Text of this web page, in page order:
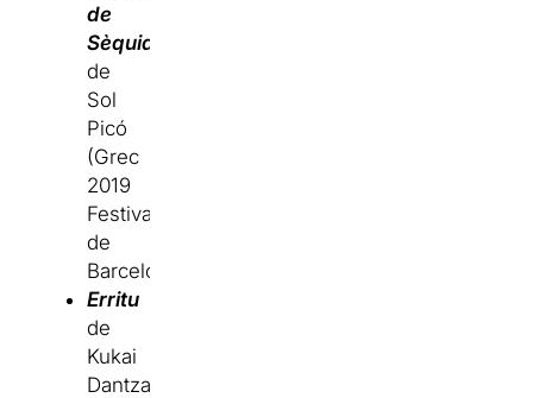
de
Sèquia
de
Sol
Picó
(Grec
2019
Festival
de
Barcelona).
Erritu
de
Kukai
Dantza